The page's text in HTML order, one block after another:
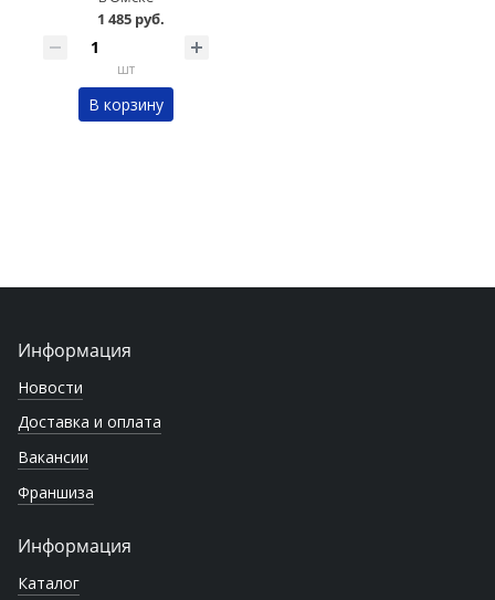
1 485 руб.
шт
В корзину
Информация
Новости
Доставка и оплата
Вакансии
Франшиза
Информация
Каталог